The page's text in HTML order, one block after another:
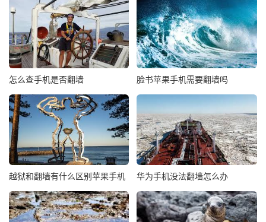
怎么查手机是否翻墙 脸书苹果手机需要翻墙吗
越狱和翻墙有什么区别苹果手机 华为手机没法翻墙怎么办